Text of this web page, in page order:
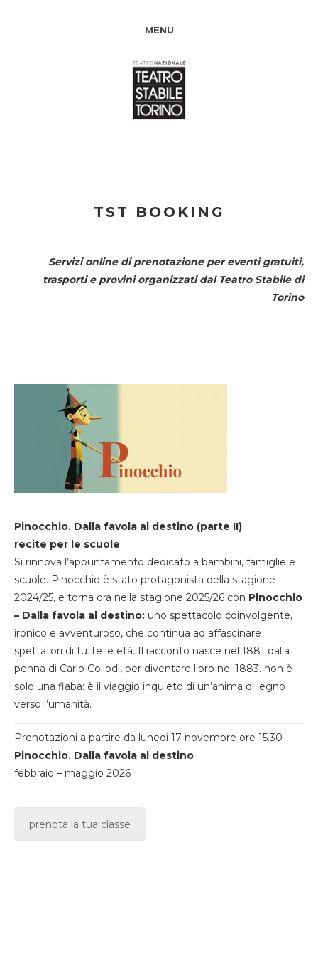
MENU
TST BOOKING
Servizi online di prenotazione per eventi gratuiti,
trasporti e provini organizzati dal Teatro Stabile di
Torino
Pinocchio. Dalla favola al destino (parte II)
recite per le scuole
Si rinnova l’appuntamento dedicato a bambini, famiglie e
scuole. Pinocchio è stato protagonista della stagione
2024/25, e torna ora nella stagione 2025/26 con Pinocchio
– Dalla favola al destino: uno spettacolo coinvolgente,
ironico e avventuroso, che continua ad affascinare
spettatori di tutte le età. Il racconto nasce nel 1881 dalla
penna di Carlo Collodi, per diventare libro nel 1883. non è
solo una fiaba: è il viaggio inquieto di un’anima di legno
verso l’umanità.
Prenotazioni a partire da lunedi 17 novembre ore 15.30
Pinocchio. Dalla favola al destino
febbraio – maggio 2026
prenota la tua classe